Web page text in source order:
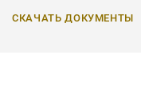
СКАЧАТЬ ДОКУМЕНТЫ